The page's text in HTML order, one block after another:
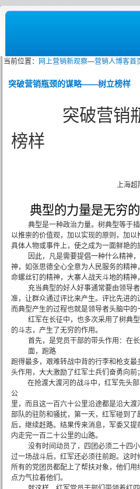
当前位置： 网上营销新观察—营销人博客首
突破营销瓶颈的谋略——树立榜样
突破营
榜样
上海超
典型的力量是无穷的
典型是一种政治力量。树典型等于
以推崇的价值观，加以实现的原则，加
具体人物或事件上，使之成为一面鲜艳的
因此，凡是需要提倡一种什么精神
神，如张思德全心全意为人民服务的精
命螺丝钉的精神，大寨人战天斗地的精神
充当典型的好人好事通常要由领导
准，让群众通过评比来产生。评比先进的
而典型产生的过程也就是领导者头脑中的
红军在长征中，也多次采用了树典
的斗志，产生了无穷的作用。
首先，是党员干部的带头作用：在
面，跑路
跑得最多，艰难转战中背的行李和枪支最
头作用，大大激励了红军士兵们奋勇向前；
在抢渡大渡河的战斗中，红军先头
公
里，而且这一百六十公里沿途都是沿大
部队的驻防和骚扰，第一天，红军碰到
后，继续赶路。结果传来消息，军委又
内走完一百二十公里的山路。
没有时间动员了，四团必须二十四
过一场战斗后，红军还必须往前跑。这时
所有的党团员都配上了帮扶对象，他们
点力气拉着他们。